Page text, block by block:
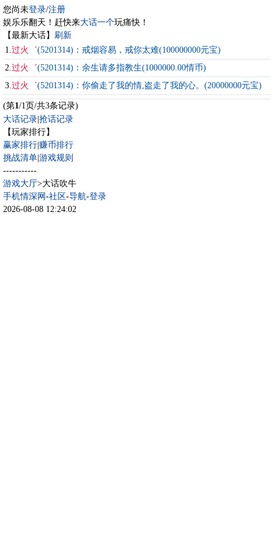
您尚未登录/注册
娱乐乐翻天！赶快来大话一个玩痛快！
【最新大话】 刷新
1.过火゛(5201314)：戒烟容易，戒你太难(100000000元宝)
2.过火゛(5201314)：余生请多指教生(1000000.00情币)
3.过火゛(5201314)：你偷走了我的情,盗走了我的心。(20000000元宝)
(第1/1页/共3条记录)
大话记录 抢话记录
【玩家排行】
赢家排行 赚币排行
挑战清单 游戏规则
-----------
游戏大厅>大话吹牛
手机情深网 -社区-导航-登录
2026-08-08 12:24:02